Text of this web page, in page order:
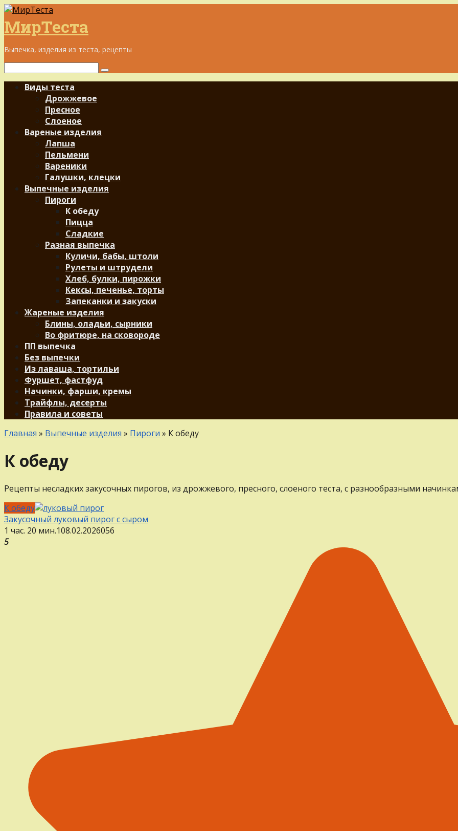
Перейти
к
контенту
МирТеста
Выпечка, изделия из теста, рецепты
Поиск:
Виды теста
Дрожжевое
Пресное
Слоеное
Вареные изделия
Лапша
Пельмени
Вареники
Галушки, клецки
Выпечные изделия
Пироги
К обеду
Пицца
Сладкие
Разная выпечка
Куличи, бабы, штоли
Рулеты и штрудели
Хлеб, булки, пирожки
Кексы, печенье, торты
Запеканки и закуски
Жареные изделия
Блины, оладьи, сырники
Во фритюре, на сковороде
ПП выпечка
Без выпечки
Из лаваша, тортильи
Фуршет, фастфуд
Начинки, фарши, кремы
Трайфлы, десерты
Правила и советы
Главная » Выпечные изделия » Пироги » К обеду
К обеду
Рецепты несладких закусочных пирогов, из дрожжевого, пресного, слоеного теста, с разнообразными
К обеду
Закусочный луковый пирог с сыром
1 час. 20 мин.108.02.2026056
5